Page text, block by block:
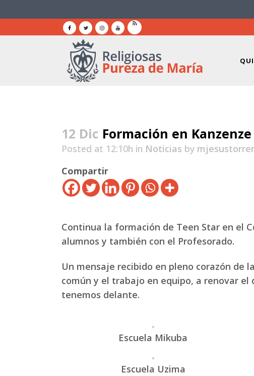
12 Dic Formación en Kanzenze
Posted at 12:10h in Noticias by
Compartir
Continua la formación de Teen Star en el
alumnos y también con el Profesorado.
Un mensaje recibido en pleno corazón de
común y el trabajo en equipo, a renovar
tenemos delante.
Escuela Mikuba
Escuela Uzima